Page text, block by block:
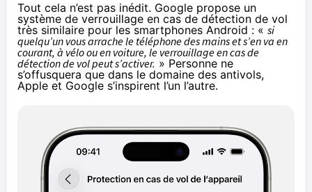
Tout cela n’est pas inédit. Google propose un
système de verrouillage en cas de détection de vol
très similaire pour les smartphones Android : « si
quelqu’un vous arrache le téléphone des mains et s’en va en
courant, à vélo ou en voiture, le verrouillage en cas de
détection de vol peut s’activer. » Personne ne
s’offusquera que dans le domaine des antivols,
Apple et Google s’inspirent l’un l’autre.